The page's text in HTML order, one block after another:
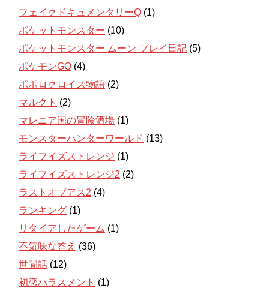
フェイクドキュメンタリーQ (1)
ポケットモンスター (10)
ポケットモンスター ムーン プレイ日記 (5)
ポケモンGO (4)
ポポロクロイス物語 (2)
マルクト (2)
マレニア国の冒険酒場 (1)
モンスターハンターワールド (13)
ライフイズストレンジ (1)
ライフイズストレンジ2 (2)
ラストオブアス2 (4)
ランキング (1)
リタイアしたゲーム (1)
不気味な答え (36)
世間話 (12)
初恋ハラスメント (1)